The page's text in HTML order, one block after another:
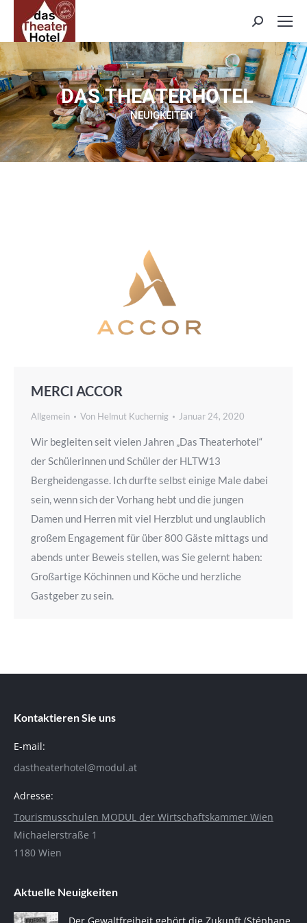
Search:
DAS THEATERHOTEL
NEUIGKEITEN
MERCI ACCOR
Allgemein Von Helmut Kuchernig Januar 24, 2020
Wir begleiten seit vielen Jahren „Das Theaterhotel“
der Schülerinnen und Schüler der HLTW13
Bergheidengasse. Ich durfte selbst einige Male dabei
sein, wenn sich der Vorhang hebt und die jungen
Damen und Herren mit viel Herzblut und unglaublich
großem Engagement für über 800 Gäste mittags und
abends unter Beweis stellen, was Sie gelernt haben:
Großartige Köchinnen und Köche und herzliche
Gastgeber zu sein.
Kontaktieren Sie uns
E-mail:
dastheaterhotel@modul.at
Adresse:
Tourismusschulen MODUL der Wirtschaftskammer Wien
Michaelerstraße 1
1180 Wien
Aktuelle Neuigkeiten